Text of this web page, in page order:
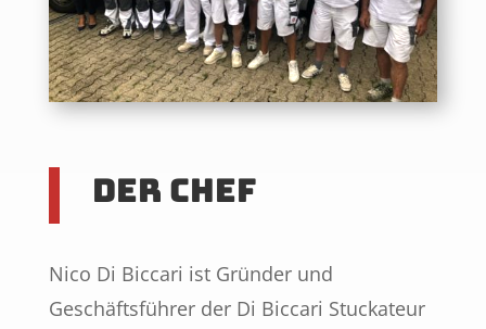
Der Chef
Nico Di Biccari ist Gründer und
Geschäftsführer der Di Biccari Stuckateur